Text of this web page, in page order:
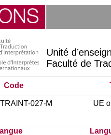
Unité
Faculté de
Code
027-M UE